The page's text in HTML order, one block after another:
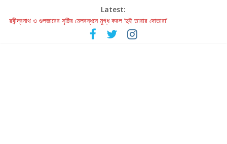
Latest:
রবীন্দ্রনাথ ও গুলজারের সৃষ্টির মেলবন্ধনে মুগ্ধ করল ‘দুই তারার দোতারা’
কলের গান থেকে রীলস্ — বাঙালির গান শোনার বিবর্তনের গল্প
জগন্নাথমঙ্গলম্ — বাংলায় প্রথমবার মঞ্চে এবার রথযাত্রার উদযাপন